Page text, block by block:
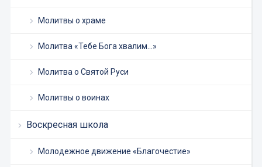
Молитвы о храме
Молитва «Тебе Бога хвалим…»
Молитва о Святой Руси
Молитвы о воинах
Воскресная школа
Молодежное движение «Благочестие»